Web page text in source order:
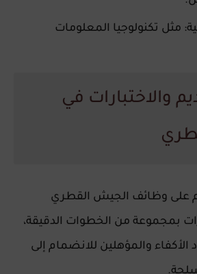
: مثل تكنولوجيا المعلومات
والاختبارات في
على وظائف الجيش القطري
بمجموعة من الخطوات الدقيقة،
الأكفاء والمؤهلين للانضمام إلى